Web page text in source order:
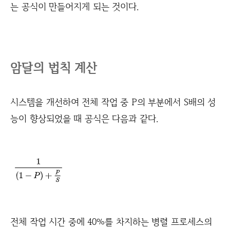
는 공식이 만들어지게 되는 것이다.
암달의 법칙 계산
시스템을 개선하여 전체 작업 중 P의 부분에서 S배의 성
능이 향상되었을 때 공식은 다음과 같다.
전체 작업 시간 중에 40%를 차지하는 병렬 프로세스의